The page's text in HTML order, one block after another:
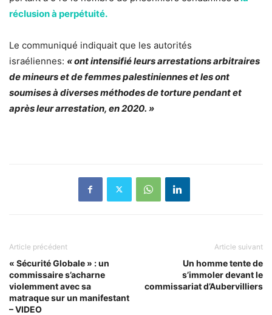
réclusion à perpétuité.
Le communiqué indiquait que les autorités
israéliennes: « ont intensifié leurs arrestations arbitraires
de mineurs et de femmes palestiniennes et les ont
soumises à diverses méthodes de torture pendant et
après leur arrestation, en 2020. »
Article précédent
« Sécurité Globale » : un
commissaire s’acharne
violemment avec sa
matraque sur un manifestant
– VIDEO
Article suivant
Un homme tente de
s’immoler devant le
commissariat d’Aubervilliers